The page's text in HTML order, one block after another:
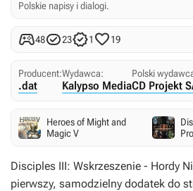
Polskie napisy i dialogi.
48231 19
Producent:
.dat
Wydawca:
Kalypso Media
Polski
CD Projekt
Heroes of Might and
Magic V
Disciples III: Wskrzeszenie - Hordy
pierwszy, samodzielny dodatek do